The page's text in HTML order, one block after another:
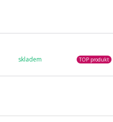
skladem TOP produkt